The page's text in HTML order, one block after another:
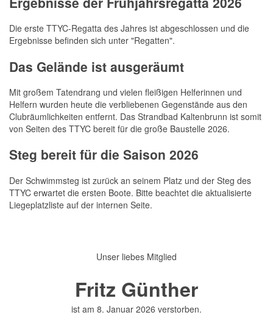
Die erste TTYC-Regatta des Jahres ist abgeschlossen und die
Ergebnisse befinden sich unter "Regatten".
Das Gelände ist ausgeräumt
Mit großem Tatendrang und vielen fleißigen Helferinnen und
Helfern wurden heute die verbliebenen Gegenstände aus den
Clubräumlichkeiten entfernt. Das Strandbad Kaltenbrunn ist somit
von Seiten des TTYC bereit für die große Baustelle 2026.
Steg bereit für die Saison 2026
Der Schwimmsteg ist zurück an seinem Platz und der Steg des
TTYC erwartet die ersten Boote. Bitte beachtet die aktualisierte
Liegeplatzliste auf der internen Seite.
Unser liebes Mitglied
Fritz Günther
ist am 8. Januar 2026 verstorben.